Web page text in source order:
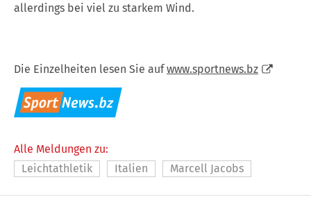
allerdings bei viel zu starkem Wind.
Die Einzelheiten lesen Sie aufwww.sportnews.bz
Alle Meldungen zu:
Leichtathletik
Italien Marcell Jacobs